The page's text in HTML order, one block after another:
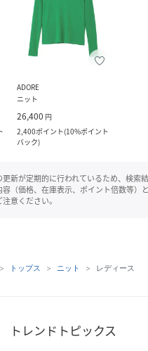
ADORE
ニット
26,400 円
2,400ポイント(10%ポイント
バック)
新が定期的に行われているため、検索
容（価格、在庫表示、ポイント倍数等）
意ください。
トップス ニット レディース
トレンドトピックス